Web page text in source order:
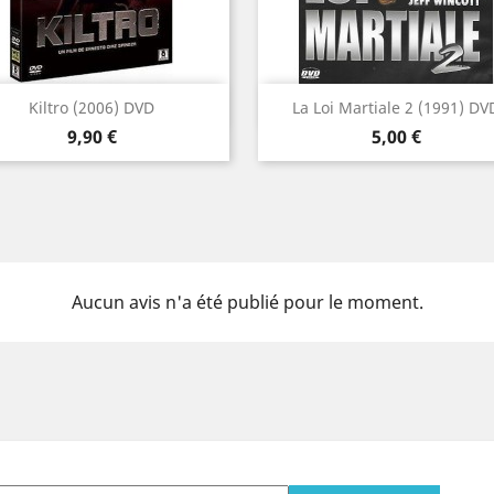
Kiltro (2006) DVD
Prix
9,90 €
Aperçu rapide La Loi Martiale 2 (1991)
Prix
5,00 €
Aperçu rapide
Aucun avis n'a été publié pour le moment.